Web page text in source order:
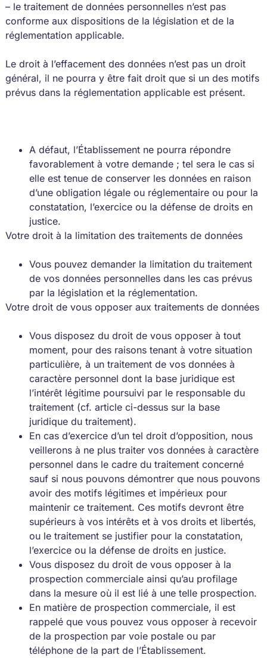
– le traitement de données personnelles n’est pas
conforme aux dispositions de la législation et de la
réglementation applicable.
Le droit à l’effacement des données n’est pas un droit
général, il ne pourra y être fait droit que si un des motifs
prévus dans la réglementation applicable est présent.
A défaut, l’Établissement ne pourra répondre
favorablement à votre demande ; tel sera le cas si
elle est tenue de conserver les données en raison
d’une obligation légale ou réglementaire ou pour la
constatation, l’exercice ou la défense de droits en
justice.
Votre droit à la limitation des traitements de données
Vous pouvez demander la limitation du traitement
de vos données personnelles dans les cas prévus
par la législation et la réglementation.
Votre droit de vous opposer aux traitements de données
Vous disposez du droit de vous opposer à tout
moment, pour des raisons tenant à votre situation
particulière, à un traitement de vos données à
caractère personnel dont la base juridique est
l’intérêt légitime poursuivi par le responsable du
traitement (cf. article ci-dessus sur la base
juridique du traitement).
En cas d’exercice d’un tel droit d’opposition, nous
veillerons à ne plus traiter vos données à caractère
personnel dans le cadre du traitement concerné
sauf si nous pouvons démontrer que nous pouvons
avoir des motifs légitimes et impérieux pour
maintenir ce traitement. Ces motifs devront être
supérieurs à vos intérêts et à vos droits et libertés,
ou le traitement se justifier pour la constatation,
l’exercice ou la défense de droits en justice.
Vous disposez du droit de vous opposer à la
prospection commerciale ainsi qu’au profilage
dans la mesure où il est lié à une telle prospection.
En matière de prospection commerciale, il est
rappelé que vous pouvez vous opposer à recevoir
de la prospection par voie postale ou par
téléphone de la part de l’Établissement.